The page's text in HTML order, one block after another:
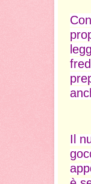
Con
Il